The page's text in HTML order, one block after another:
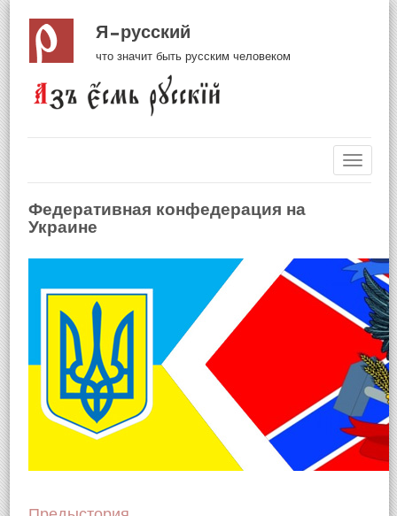
Я русский
что значит быть русским человеком
Федеративная конфедерация на
Украине